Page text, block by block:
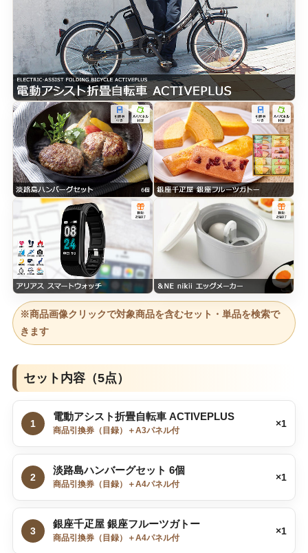
※商品画像クリックで対象商品を含むセット・単品を検索で
きます
セット内容（5点）
1
電動アシスト折畳自転車 ACTIVEPLUS
商品引換券（目録）＋A3パネル付
×1
2
淡路島ハンバーグセット 6個
商品引換券（目録）＋A4パネル付
×1
3
銀座千疋屋 銀座フルーツガトー
商品引換券（目録）＋A4パネル付
×1